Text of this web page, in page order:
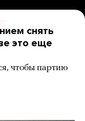
снять
это еще
чтобы партию